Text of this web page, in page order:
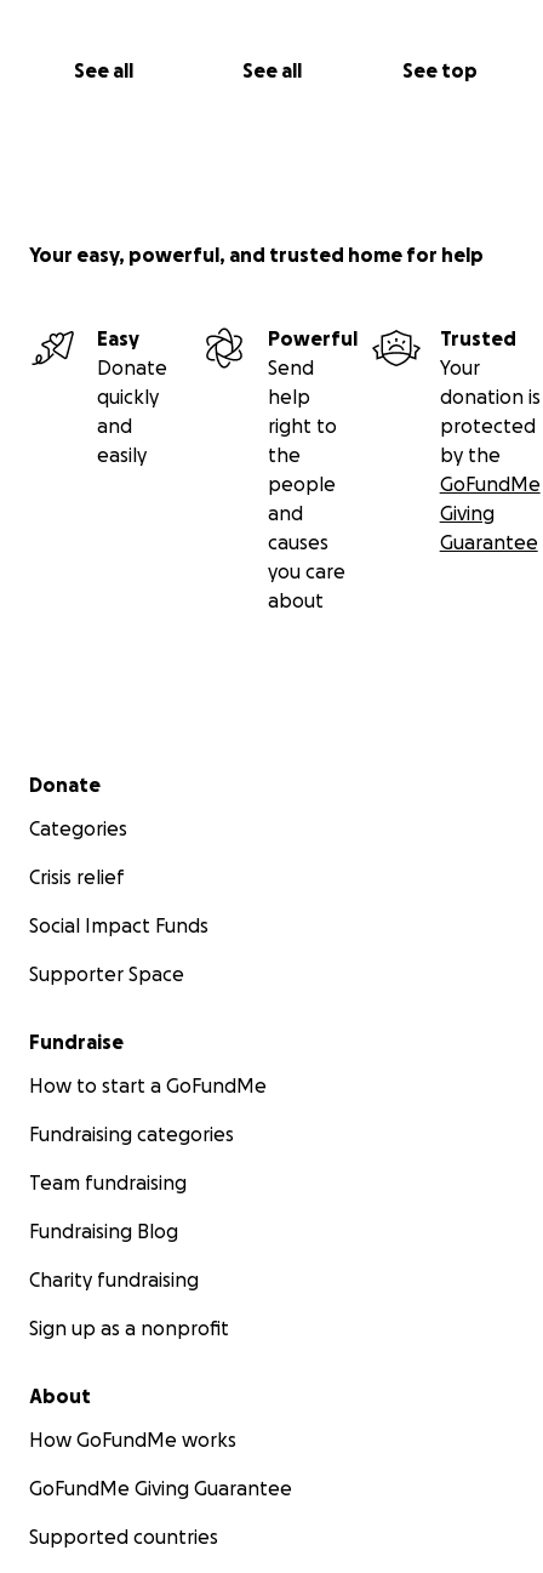
See all See all See top
Your easy, powerful, and trusted home for help
Easy
Donate
quickly
and
easily
Powerful
Send
help
right to
the
people
and
causes
you care
about
Trusted
Your
donation is
protected
by the
GoFundMe
Giving
Guarantee
Secondary menu
Donate
Categories
Crisis relief
Social Impact Funds
Supporter Space
Fundraise
How to start a GoFundMe
Fundraising categories
Team fundraising
Fundraising Blog
Charity fundraising
Sign up as a nonprofit
About
How GoFundMe works
GoFundMe Giving Guarantee
Supported countries